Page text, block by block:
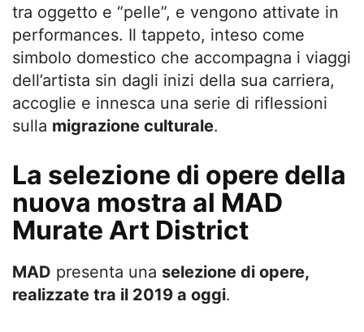
tra oggetto e “pelle”, e vengono attivate in
performances. Il tappeto, inteso come
simbolo domestico che accompagna i viaggi
dell’artista sin dagli inizi della sua carriera,
accoglie e innesca una serie di riflessioni
sulla migrazione culturale.
La selezione di opere della
nuova mostra al MAD
Murate Art District
MAD presenta una selezione di opere,
realizzate tra il 2019 a oggi.